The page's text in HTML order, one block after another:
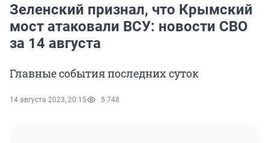
Зеленский признал, что Крымский
мост атаковали ВСУ: новости СВО
за 14 августа
Главные события последних суток
14 августа 2023, 20:15 5 748